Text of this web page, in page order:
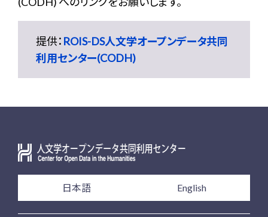
提供： ROIS-DS人文学オープンデータ共同
利用センター(CODH)
日本語 English